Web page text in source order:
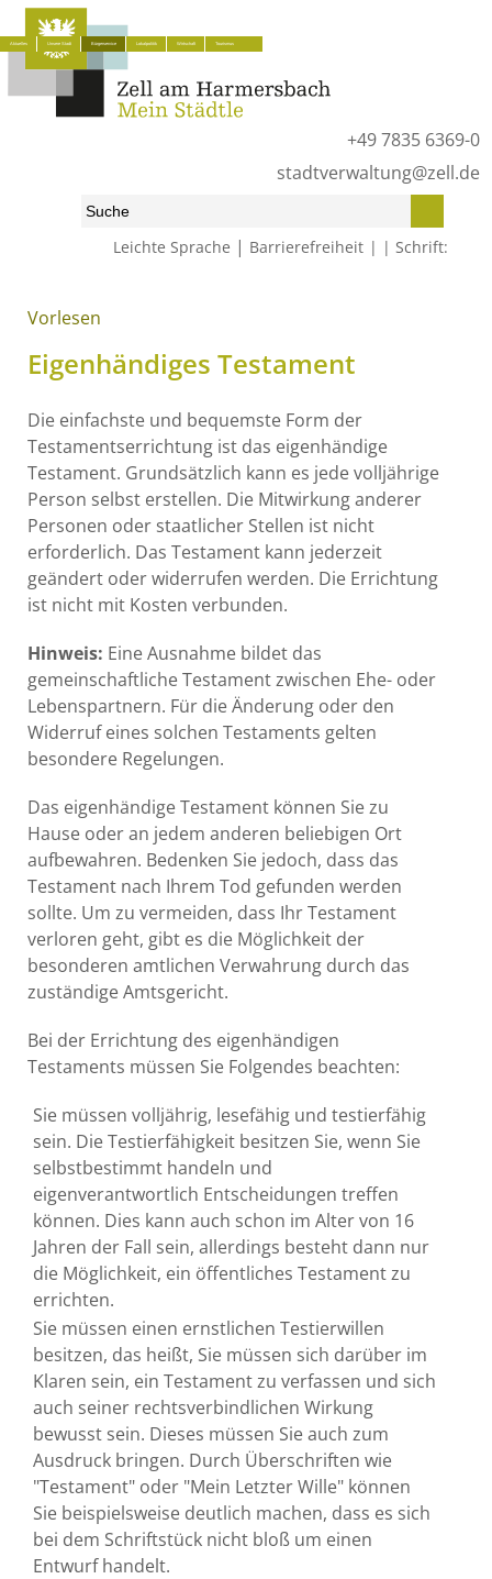
+49 7835 6369-0
stadtverwaltung@zell.de
Leichte Sprache | Barrierefreiheit Schrift:
Aktuelles Unsere Stadt Bürgerservice Lokalpolitik Wirtschaft Tourismus
Testament » Eigenhändiges Testament
Vorlesen
Eigenhändiges Testament
Die einfachste und bequemste Form der
Testamentserrichtung ist das eigenhändige
Testament. Grundsätzlich kann es jede volljährige
Person selbst erstellen. Die Mitwirkung anderer
Personen oder staatlicher Stellen ist nicht
erforderlich. Das Testament kann jederzeit
geändert oder widerrufen werden. Die Errichtung
ist nicht mit Kosten verbunden.
Hinweis: Eine Ausnahme bildet das
gemeinschaftliche Testament zwischen Ehe- oder
Lebenspartnern. Für die Änderung oder den
Widerruf eines solchen Testaments gelten
besondere Regelungen.
Das eigenhändige Testament können Sie zu
Hause oder an jedem anderen beliebigen Ort
aufbewahren. Bedenken Sie jedoch, dass das
Testament nach Ihrem Tod gefunden werden
sollte. Um zu vermeiden, dass Ihr Testament
verloren geht, gibt es die Möglichkeit der
besonderen amtlichen Verwahrung durch das
zuständige Amtsgericht.
Bei der Errichtung des eigenhändigen
Testaments müssen Sie Folgendes beachten:
Sie müssen volljährig, lesefähig und testierfähig
sein. Die Testierfähigkeit besitzen Sie, wenn Sie
selbstbestimmt handeln und
eigenverantwortlich Entscheidungen treffen
können. Dies kann auch schon im Alter von 16
Jahren der Fall sein, allerdings besteht dann nur
die Möglichkeit, ein öffentliches Testament zu
errichten.
Sie müssen einen ernstlichen Testierwillen
besitzen, das heißt, Sie müssen sich darüber im
Klaren sein, ein Testament zu verfassen und sich
auch seiner rechtsverbindlichen Wirkung
bewusst sein. Dieses müssen Sie auch zum
Ausdruck bringen. Durch Überschriften wie
"Testament" oder "Mein Letzter Wille" können
Sie beispielsweise deutlich machen, dass es sich
bei dem Schriftstück nicht bloß um einen
Entwurf handelt.